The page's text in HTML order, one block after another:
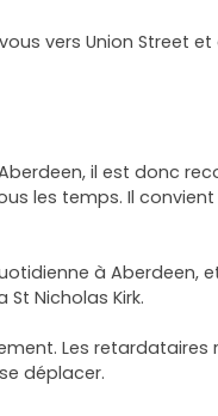
vers Union Street
il est donc
les temps. Il
à Aberdeen,
Nicholas Kirk.
Les
déplacer.